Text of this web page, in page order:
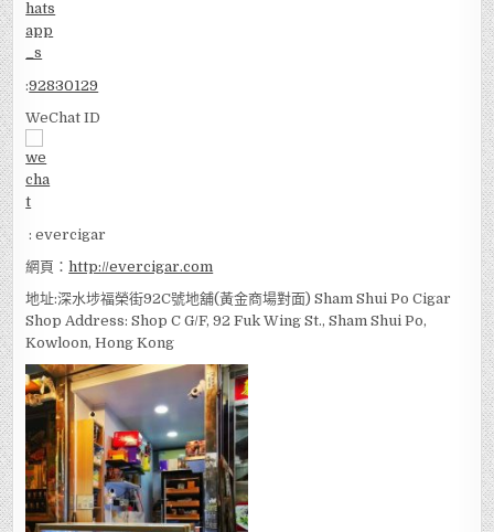
:92830129
WeChat ID
: evercigar
網頁：http://evercigar.com
地址:深水埗福榮街92C號地舖(黃金商場對面) Sham Shui Po Cigar
Shop Address: Shop C G/F, 92 Fuk Wing St., Sham Shui Po,
Kowloon, Hong Kong